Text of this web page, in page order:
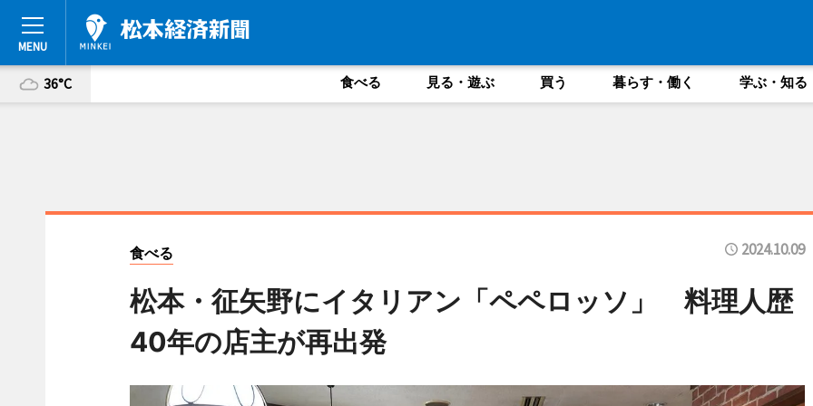
36°C 食べる 見る・遊ぶ 買う 暮らす・働く 学ぶ・知る
食べる 2024.10.09
松本・征矢野にイタリアン「ペペロッソ」 料理人歴
40年の店主が再出発